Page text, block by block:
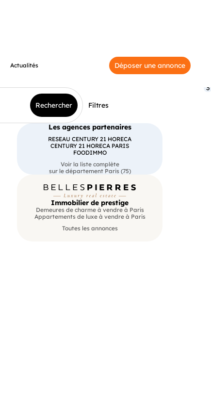
Actualités Déposer une annonce
Rechercher Filtres
3
Les agences partenaires
RESEAU CENTURY 21 HORECA
CENTURY 21 HORECA PARIS
FOODIMMO
Voir la liste complète
sur le département Paris (75)
Immobilier de prestige
Demeures de charme à vendre à Paris
Appartements de luxe à vendre à Paris
Toutes les annonces